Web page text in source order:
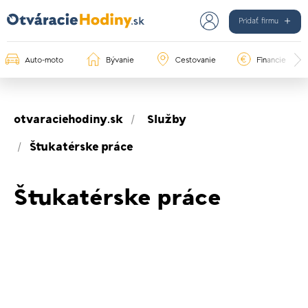
Pridať firmu
Auto-moto Bývanie Cestovanie Financie
otvaraciehodiny.sk Služby
Štukatérske práce
Štukatérske práce